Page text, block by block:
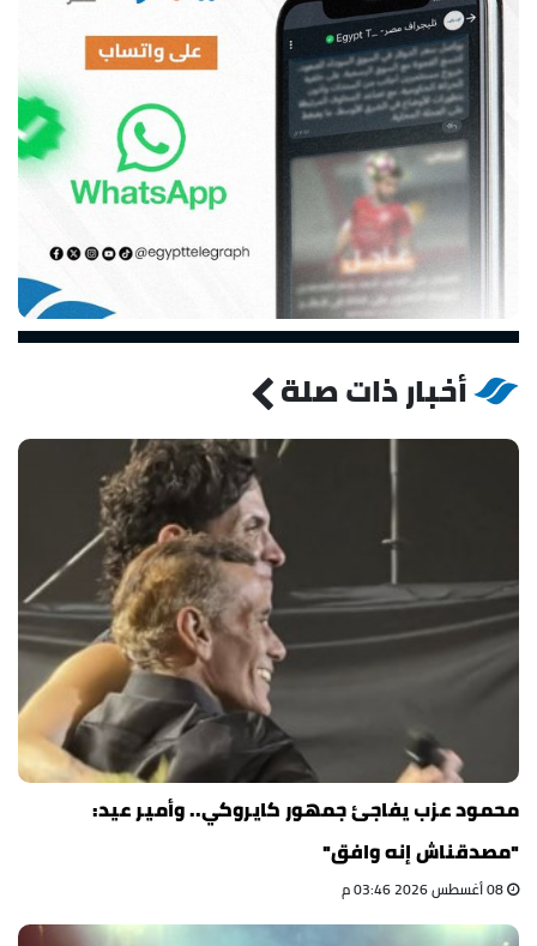
أخبار ذات صلة
محمود عزب يفاجئ جمهور كايروكي.. وأمير عيد:
"مصدقناش إنه وافق"